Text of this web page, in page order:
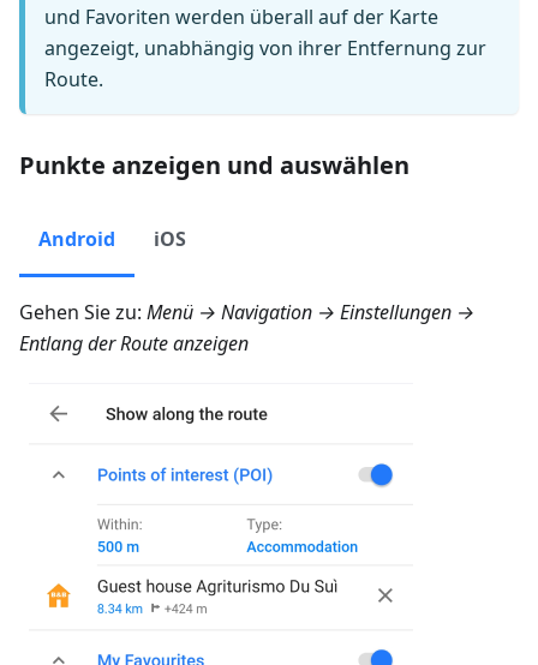
und Favoriten werden überall auf der Karte
angezeigt, unabhängig von ihrer Entfernung zur
Route.
Punkte anzeigen und auswählen
Android iOS
Gehen Sie zu: Menü → Navigation → Einstellungen →
Entlang der Route anzeigen